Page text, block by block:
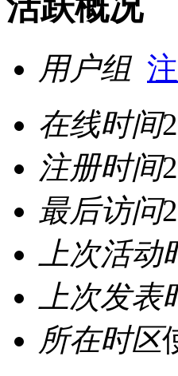
活跃概况
用户组
在线时间
注册时间
最后访问
上次活动
上次发表
所在时区